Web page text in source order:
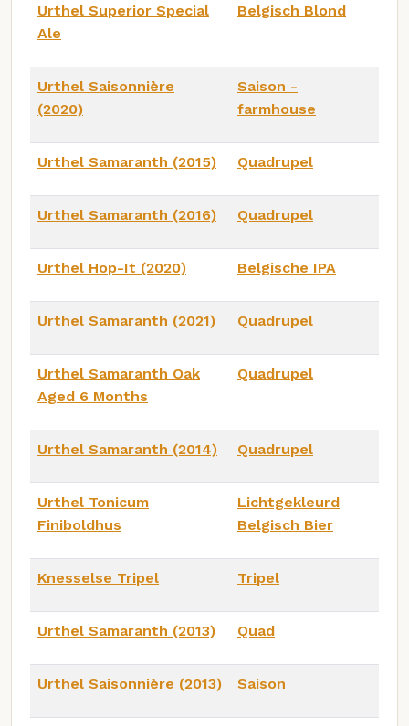
Urthel Superior Special
Ale
Belgisch Blond
Urthel Saisonnière
(2020)
Saison -
farmhouse
Urthel Samaranth (2015) Quadrupel
Urthel Samaranth (2016) Quadrupel
Urthel Hop-It (2020) Belgische IPA
Urthel Samaranth (2021) Quadrupel
Urthel Samaranth Oak
Aged 6 Months
Quadrupel
Urthel Samaranth (2014) Quadrupel
Urthel Tonicum
Finiboldhus
Lichtgekleurd
Belgisch Bier
Knesselse Tripel Tripel
Urthel Samaranth (2013) Quad
Urthel Saisonnière (2013) Saison